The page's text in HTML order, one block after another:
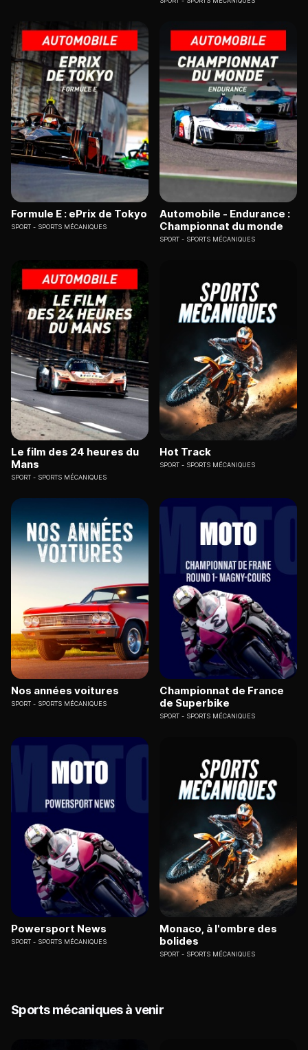
Formule E : ePrix de Tokyo
SPORT SPORTS MÉCANIQUES
Automobile - Endurance :
Championnat du monde
SPORT SPORTS MÉCANIQUES
Le film des 24 heures du
Mans
SPORT SPORTS MÉCANIQUES
Hot Track
SPORT SPORTS MÉCANIQUES
Nos années voitures
SPORT SPORTS MÉCANIQUES
Championnat de France
de Superbike
SPORT SPORTS MÉCANIQUES
Powersport News
SPORT SPORTS MÉCANIQUES
Monaco, à l'ombre des
bolides
SPORT SPORTS MÉCANIQUES
Sports mécaniques à venir